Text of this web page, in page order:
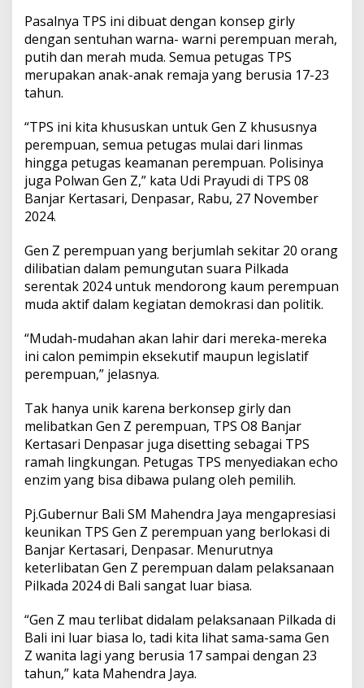
S
G
n
Z
r
m
p
u
a
B
a
l
i
Pasalnya TPS ini dibuat dengan konsep girly
dengan sentuhan warna- warni perempuan merah,
putih dan merah muda. Semua petugas TPS
merupakan anak-anak remaja yang berusia 17-23
tahun.
“TPS ini kita khususkan untuk Gen Z khususnya
perempuan, semua petugas mulai dari linmas
hingga petugas keamanan perempuan. Polisinya
juga Polwan Gen Z,” kata Udi Prayudi di TPS 08
Banjar Kertasari, Denpasar, Rabu, 27 November
2024.
Gen Z perempuan yang berjumlah sekitar 20 orang
dilibatian dalam pemungutan suara Pilkada
serentak 2024 untuk mendorong kaum perempuan
muda aktif dalam kegiatan demokrasi dan politik.
“Mudah-mudahan akan lahir dari mereka-mereka
ini calon pemimpin eksekutif maupun legislatif
perempuan,” jelasnya.
Tak hanya unik karena berkonsep girly dan
melibatkan Gen Z perempuan, TPS O8 Banjar
Kertasari Denpasar juga disetting sebagai TPS
ramah lingkungan. Petugas TPS menyediakan echo
enzim yang bisa dibawa pulang oleh pemilih.
Pj.Gubernur Bali SM Mahendra Jaya mengapresiasi
keunikan TPS Gen Z perempuan yang berlokasi di
Banjar Kertasari, Denpasar. Menurutnya
keterlibatan Gen Z perempuan dalam pelaksanaan
Pilkada 2024 di Bali sangat luar biasa.
“Gen Z mau terlibat didalam pelaksanaan Pilkada di
Bali ini luar biasa lo, tadi kita lihat sama-sama Gen
Z wanita lagi yang berusia 17 sampai dengan 23
tahun,” kata Mahendra Jaya.